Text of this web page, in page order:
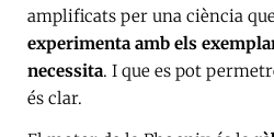
amplificats per una ciència
experimenta amb els
necessita. I que es pot
és clar.